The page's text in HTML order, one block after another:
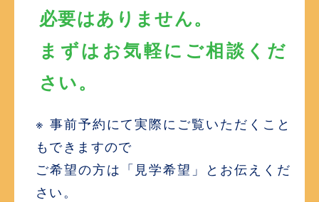
必要はありません。
まずはお気軽にご相談くだ
さい。
※ 事前予約にて実際にご覧いただくこと
もできますので
ご希望の方は「見学希望」とお伝えくだ
さい。